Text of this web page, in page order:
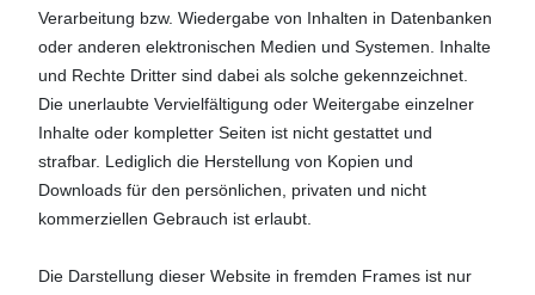
Verarbeitung bzw. Wiedergabe von Inhalten in Datenbanken
oder anderen elektronischen Medien und Systemen. Inhalte
und Rechte Dritter sind dabei als solche gekennzeichnet.
Die unerlaubte Vervielfältigung oder Weitergabe einzelner
Inhalte oder kompletter Seiten ist nicht gestattet und
strafbar. Lediglich die Herstellung von Kopien und
Downloads für den persönlichen, privaten und nicht
kommerziellen Gebrauch ist erlaubt.
Die Darstellung dieser Website in fremden Frames ist nur